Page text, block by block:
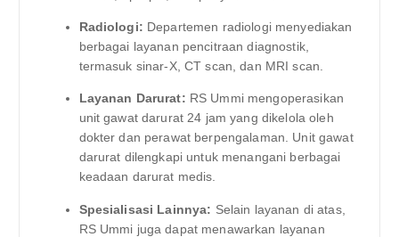
Radiologi: Departemen radiologi menyediakan
berbagai layanan pencitraan diagnostik,
termasuk sinar-X, CT scan, dan MRI scan.
Layanan Darurat: RS Ummi mengoperasikan
unit gawat darurat 24 jam yang dikelola oleh
dokter dan perawat berpengalaman. Unit gawat
darurat dilengkapi untuk menangani berbagai
keadaan darurat medis.
Spesialisasi Lainnya: Selain layanan di atas,
RS Ummi juga dapat menawarkan layanan